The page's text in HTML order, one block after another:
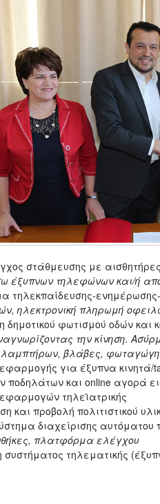
στάθμευσης με
έξυπνων τηλεφώνων και/ή
τηλεκπαίδευσης-
ηλεκτρονική πληρωμή
δημοτικού φωτισμού οδών και
την κίνηση.
βλάβες,
για έξυπνα
ποδηλάτων και online αγορά
τηλεϊατρικής
και προβολή πολιτιστικού
διαχείρισης
πλατφόρμα ελέγχου
συστήματος τηλεματικής